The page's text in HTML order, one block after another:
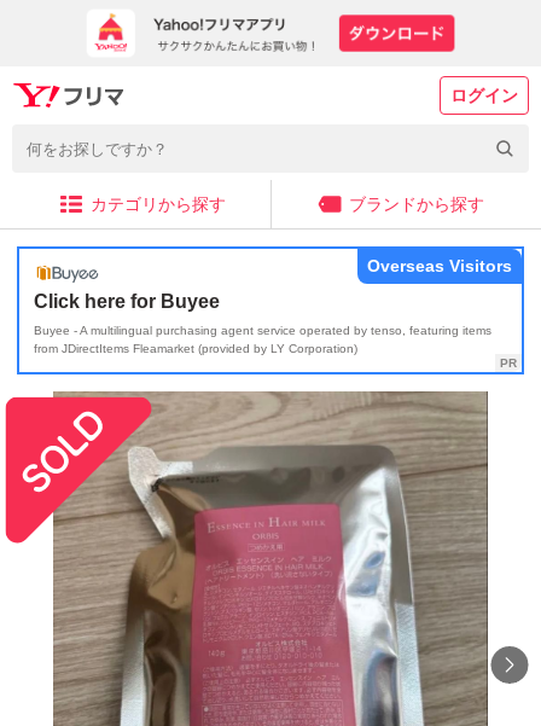
ログイン
カテゴリから探す ブランドから探す
Click here for Buyee
Buyee - A multilingual purchasing agent service operated by tenso, featuring items
from JDirectItems Fleamarket (provided by LY Corporation)
Overseas Visitors